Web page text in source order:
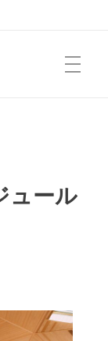
ュール